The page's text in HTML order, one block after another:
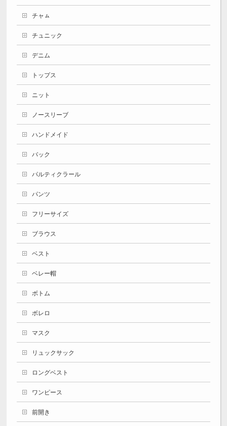
チャㇺ
チュニック
デニム
トップス
ニット
ノースリーブ
ハンドメイド
バック
パルティクラール
パンツ
フリーサイズ
ブラウス
ベスト
ベレー帽
ボトム
ボレロ
マスク
リュックサック
ロングベスト
ワンピース
前開き